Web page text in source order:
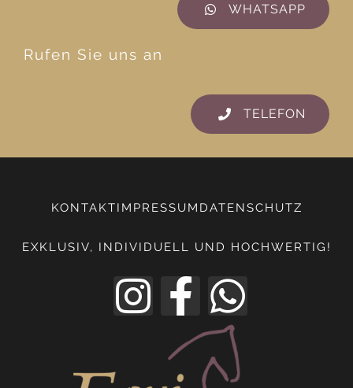
WHATSAPP
Rufen Sie uns an
TELEFON
KONTAKT IMPRESSUM DATENSCHUTZ
EXKLUSIV, INDIVIDUELL UND HOCHWERTIG!